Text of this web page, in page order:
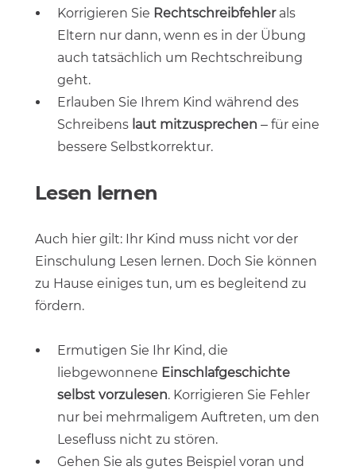
Korrigieren Sie Rechtschreibfehlerals
Eltern nur dann, wenn es in der Übung
auch tatsächlich um Rechtschreibung
geht.
Erlauben Sie Ihrem Kind während des
Schreibens laut mitzusprechen – für eine
bessere Selbstkorrektur.
Lesen lernen
Auch hier gilt: Ihr Kind muss nicht vor der
Einschulung Lesen lernen. Doch Sie können
zu Hause einiges tun, um es begleitend zu
fördern.
Ermutigen Sie Ihr Kind, die
liebgewonnene Einschlafgeschichte
selbst vorzulesen. Korrigieren Sie Fehler
nur bei mehrmaligem Auftreten, um den
Lesefluss nicht zu stören.
Gehen Sie als gutes Beispiel voran und